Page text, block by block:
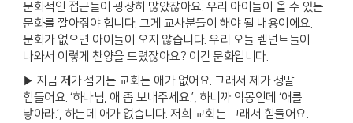
문화적인 접근들이 굉장히 많았잖아요. 우리 아이들이 올 수 있는
문화를 깔아줘야 합니다. 그게 교사분들이 해야 될 내용이에요.
문화가 없으면 아이들이 오지 않습니다. 우리 오늘 렘넌트들이
나와서 이렇게 찬양을 드렸잖아요? 이건 문화입니다.
▶ 지금 제가 섬기는 교회는 애가 없어요. 그래서 제가 정말
힘들어요. ‘하나님, 애 좀 보내주세요.’, 하니까 악몽인데 ‘애를
낳아라.’, 하는데 애가 없습니다. 저희 교회는 그래서 힘들어요.